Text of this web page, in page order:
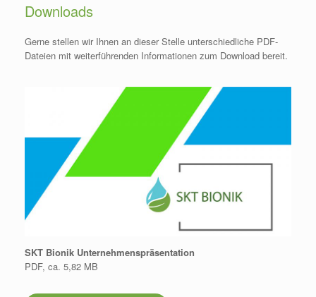
Downloads
Gerne stellen wir Ihnen an dieser Stelle unterschiedliche PDF-
Dateien mit weiterführenden Informationen zum Download bereit.
SKT Bionik Unternehmenspräsentation
PDF, ca. 5,82 MB